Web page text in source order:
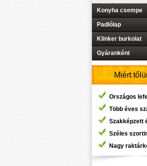
Konyha csempe
Padlólap
Klinker burkolat
Gyáranként
Miért
Országos
Több éves
Szakképzett
Széles
Nagy